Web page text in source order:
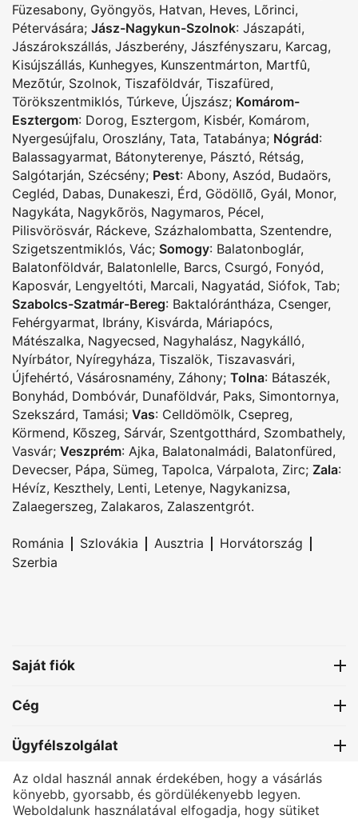
Füzesabony, Gyöngyös, Hatvan, Heves, Lõrinci,
Pétervására; Jász-Nagykun-Szolnok: Jászapáti,
Jászárokszállás, Jászberény, Jászfényszaru, Karcag,
Kisújszállás, Kunhegyes, Kunszentmárton, Martfû,
Mezõtúr, Szolnok, Tiszaföldvár, Tiszafüred,
Törökszentmiklós, Túrkeve, Újszász; Komárom-
Esztergom: Dorog, Esztergom, Kisbér, Komárom,
Nyergesújfalu, Oroszlány, Tata, Tatabánya; Nógrád:
Balassagyarmat, Bátonyterenye, Pásztó, Rétság,
Salgótarján, Szécsény; Pest: Abony, Aszód, Budaörs,
Cegléd, Dabas, Dunakeszi, Érd, Gödöllõ, Gyál, Monor,
Nagykáta, Nagykõrös, Nagymaros, Pécel,
Pilisvörösvár, Ráckeve, Százhalombatta, Szentendre,
Szigetszentmiklós, Vác; Somogy: Balatonboglár,
Balatonföldvár, Balatonlelle, Barcs, Csurgó, Fonyód,
Kaposvár, Lengyeltóti, Marcali, Nagyatád, Siófok, Tab;
Szabolcs-Szatmár-Bereg: Baktalórántháza, Csenger,
Fehérgyarmat, Ibrány, Kisvárda, Máriapócs,
Mátészalka, Nagyecsed, Nagyhalász, Nagykálló,
Nyírbátor, Nyíregyháza, Tiszalök, Tiszavasvári,
Újfehértó, Vásárosnamény, Záhony; Tolna: Bátaszék,
Bonyhád, Dombóvár, Dunaföldvár, Paks, Simontornya,
Szekszárd, Tamási; Vas: Celldömölk, Csepreg,
Körmend, Kõszeg, Sárvár, Szentgotthárd, Szombathely,
Vasvár; Veszprém: Ajka, Balatonalmádi, Balatonfüred,
Devecser, Pápa, Sümeg, Tapolca, Várpalota, Zirc; Zala:
Hévíz, Keszthely, Lenti, Letenye, Nagykanizsa,
Zalaegerszeg, Zalakaros, Zalaszentgrót.
Románia | Szlovákia | Ausztria | Horvátország |
Szerbia
Saját fiók
Cég
Ügyfélszolgálat
Kapcsolat
Az oldal használ annak érdekében, hogy a vásárlás
könyebb, gyorsabb, és gördülékenyebb legyen.
Weboldalunk használatával elfogadja, hogy sütiket